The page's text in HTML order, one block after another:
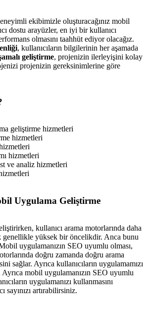
ekibimizle oluşturacağınız mobil
dostu arayüzler, en iyi bir kullanıcı
olmasını taahhüt ediyor olacağız.
, kullanıcıların bilgilerinin her aşamada
geliştirme, projenizin ilerleyişini kolay
projenizin gereksinimlerine göre
geliştirme hizmetleri
hizmetleri
hizmetleri
ve analiz hizmetleri
Uygulama Geliştirme
kullanıcı arama motorlarında daha
genellikle yüksek bir öncelikdir. Anca bunu
uygulamanızın SEO uyumlu olması,
doğru zamanda doğru arama
sağlar. Ayrıca kullanıcıların uygulamamızı
Ayrıca mobil uygulamanızın SEO uyumlu
uygulamanızı kullanmasını
sayınızı artırabilirsiniz.